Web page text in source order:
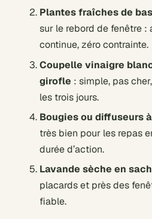
Plantes fraîches de
sur le rebord de fenêtre :
continue, zéro contrainte.
Coupelle vinaigre
girofle : simple, pas
les trois jours.
Bougies ou diffuseurs
très bien pour les repas
durée d’action.
Lavande sèche en
placards et près des
fiable.